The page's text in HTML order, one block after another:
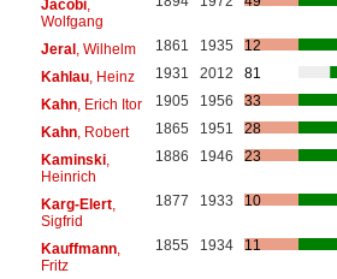
Jacobi,
Wolfgang
Jeral, Wilhelm 1861 1935
12
Kahlau, Heinz 1931 2012
81
Kahn, Erich Itor 1905 1956
33
Kahn, Robert 1865 1951
28
Kaminski,
Heinrich
1886 1946 23
Karg-Elert,
Sigfrid
1877 1933 10
Kauffmann,
Fritz
1855 1934 11